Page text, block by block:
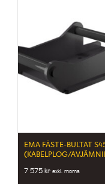
EMA FÄSTE-BULTAT
(KABELPLOG/
7 575kr exkl. moms